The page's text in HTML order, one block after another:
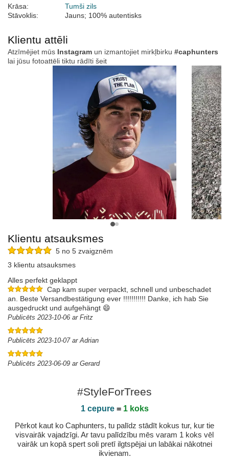
Krāsa:
Tumši zils
Stāvoklis:
Jauns; 100% autentisks
Klientu attēli
Atzīmējiet mūs Instagram un izmantojiet mirkļbirku #caphunters
lai jūsu fotoattēli tiktu rādīti šeit
Klientu atsauksmes
5 no 5 zvaigznēm
3 klientu atsauksmes
Alles perfekt geklappt
Cap kam super verpackt, schnell und unbeschadet
an. Beste Versandbestätigung ever !!!!!!!!!!! Danke, ich hab Sie
ausgedruckt und aufgehängt 😄
Publicēts 2023-10-06 ar Fritz
Publicēts 2023-10-07 ar Adrian
Publicēts 2023-06-09 ar Gerard
#StyleForTrees
1 cepure= 1 koks
Pērkot kaut ko Caphunters, tu palīdz stādīt kokus tur, kur tie
visvairāk vajadzīgi. Ar tavu palīdzību mēs varam 1 koks vēl
vairāk un kopā spert soli pretī ilgtspējai un labākai nākotnei
ikvienam.